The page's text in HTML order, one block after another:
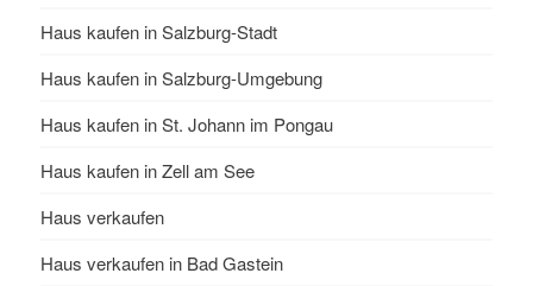
Haus kaufen in Salzburg-Stadt
Haus kaufen in Salzburg-Umgebung
Haus kaufen in St. Johann im Pongau
Haus kaufen in Zell am See
Haus verkaufen
Haus verkaufen in Bad Gastein